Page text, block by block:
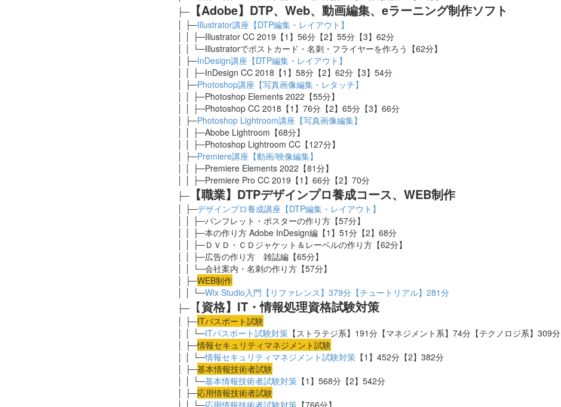
├─ 【Adobe】DTP、Web、動画編集、eラーニング制作ソフト
│ ├─Illustrator講座【DTP編集・レイアウト】
│ │ ├─Illustrator CC 2019【1】56分【2】55分【3】62分
│ │ └─Illustratorでポストカード・名刺・フライヤーを作ろう【62分】
│ ├─InDesign講座【DTP編集・レイアウト】
│ │ ├─InDesign CC 2018【1】58分【2】62分【3】54分
│ ├─Photoshop講座【写真画像編集・レタッチ】
│ │ ├─Photoshop Elements 2022【55分】
│ │ ├─Photoshop CC 2018【1】76分【2】65分【3】66分
│ ├─Photoshop Lightroom講座【写真画像編集】
│ │ ├─Abobe Lightroom【68分】
│ │ ├─Photoshop Lightroom CC【127分】
│ ├─Premiere講座【動画/映像編集】
│ │ ├─Premiere Elements 2022【81分】
│ │ ├─Premiere Pro CC 2019【1】66分【2】70分
├─ 【職業】DTPデザインプロ養成コース、WEB制作
│ ├─デザインプロ養成講座【DTP編集・レイアウト】
│ │ ├─パンフレット・ポスターの作り方【57分】
│ │ ├─本の作り方 Adobe InDesign編【1】51分【2】68分
│ │ ├─ＤＶＤ・ＣＤジャケット＆レーベルの作り方【62分】
│ │ ├─広告の作り方 雑誌編【65分】
│ │ └─会社案内・名刺の作り方【57分】
│ ├─WEB制作
│ │ └─Wix Studio入門【リファレンス】379分【チュートリアル】281分
├─ 【資格】IT・情報処理資格試験対策
│ ├─ITパスポート試験
│ │ └─ITパスポート試験対策 【ストラテジ系】191分【マネジメント系】74分【テクノロジ系】309分
│ ├─情報セキュリティマネジメント試験
│ │ └─情報セキュリティマネジメント試験対策 【1】452分【2】382分
│ ├─基本情報技術者試験
│ │ └─基本情報技術者試験対策 【1】568分【2】542分
│ ├─応用情報技術者試験
│ │ └─応用情報技術者試験対策 【766分】